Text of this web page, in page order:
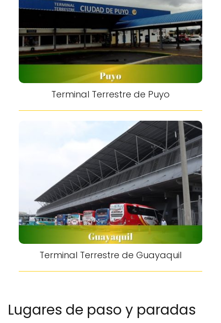
Terminal Terrestre de Puyo
Terminal Terrestre de Guayaquil
Lugares de paso y paradas